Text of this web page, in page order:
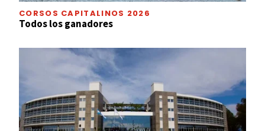
CORSOS CAPITALINOS 2026
Todos los ganadores